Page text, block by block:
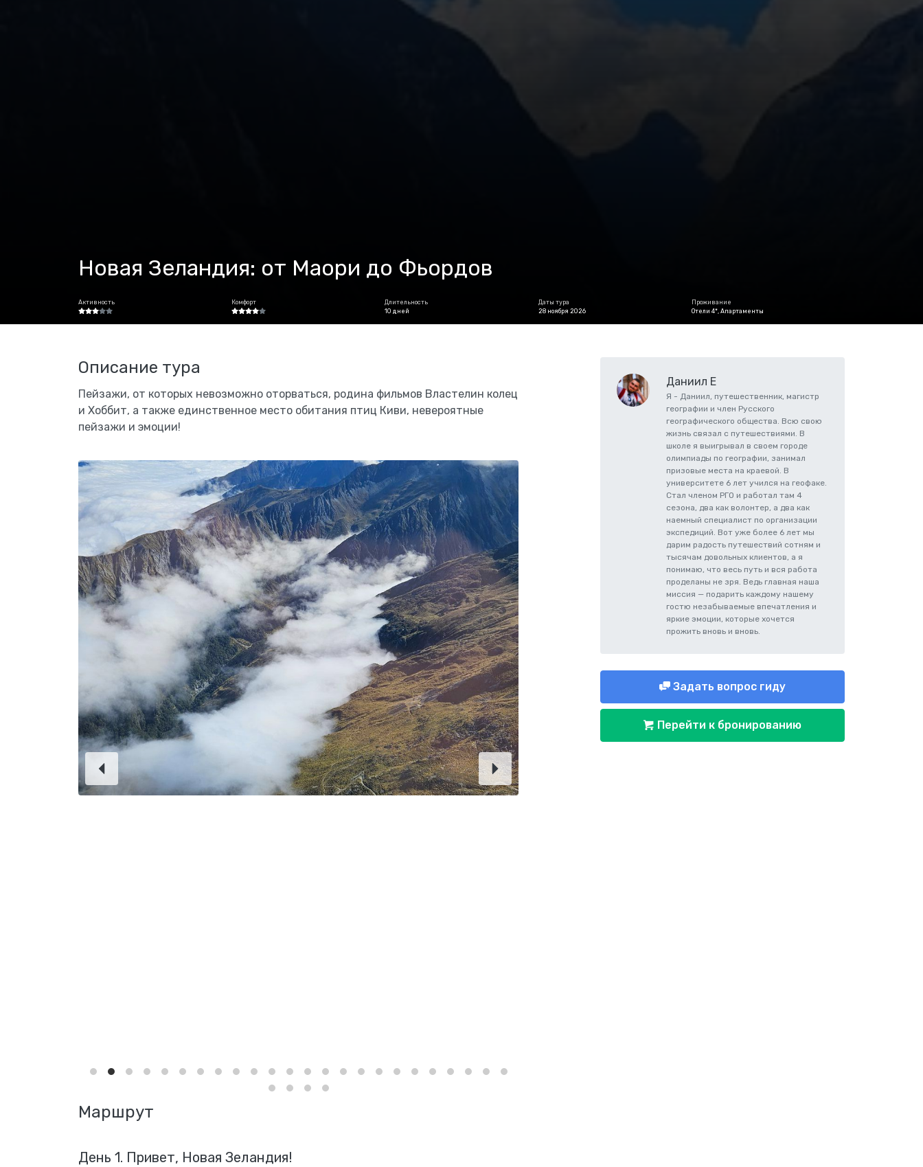
Новая Зеландия: от Маори до Фьордов
Активность Комфорт
Длительность
10 дней
Даты тура
28 ноября 2026
Проживание
Отели 4*, Апартаменты
Описание тура
Пейзажи, от которых невозможно оторваться, родина фильмов Властелин колец
и Хоббит, а также единственное место обитания птиц Киви, невероятные
пейзажи и эмоции!
Маршрут
День 1. Привет, Новая Зеландия!
Даниил Е
Я - Даниил, путешественник, магистр
географии и член Русского
географического общества. Всю свою
жизнь связал с путешествиями. В
школе я выигрывал в своем городе
олимпиады по географии, занимал
призовые места на краевой. В
университете 6 лет учился на геофаке.
Стал членом РГО и работал там 4
сезона, два как волонтер, а два как
наемный специалист по организации
экспедиций. Вот уже более 6 лет мы
дарим радость путешествий сотням и
тысячам довольных клиентов, а я
понимаю, что весь путь и вся работа
проделаны не зря. Ведь главная наша
миссия — подарить каждому нашему
гостю незабываемые впечатления и
яркие эмоции, которые хочется
прожить вновь и вновь.
Задать вопрос гиду
Перейти к бронированию